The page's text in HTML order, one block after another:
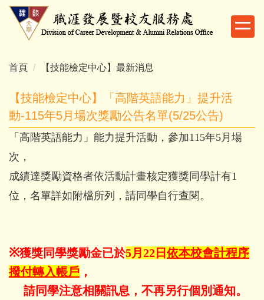
跳
內
首頁 【技能檢定中心】最新消息
【技能檢定中心】「高階英語能力」提升活
動-115年5月場次獎勵公告名單(5/25公告)
「高階英語能力」能力提升活動，參加115年5月場
次，
成績達獎勵資格者依活動計畫核定獲獎同學計有1
位，名單詳如附檔所列，請同學自行查閱。
※獲獎同學獎勵金已於5月22日 依本校會計程序
撥付轉入帳戶 ，
請同學注意相關訊息，不再另行個別通知。